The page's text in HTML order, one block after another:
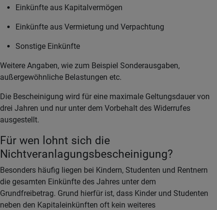
Einkünfte aus Kapitalvermögen
Einkünfte aus Vermietung und Verpachtung
Sonstige Einkünfte
Weitere Angaben, wie zum Beispiel Sonderausgaben,
außergewöhnliche Belastungen etc.
Die Bescheinigung wird für eine maximale Geltungsdauer von
drei Jahren und nur unter dem Vorbehalt des Widerrufes
ausgestellt.
Für wen lohnt sich die
Nichtveranlagungsbescheinigung?
Besonders häufig liegen bei Kindern, Studenten und Rentnern
die gesamten Einkünfte des Jahres unter dem
Grundfreibetrag. Grund hierfür ist, dass Kinder und Studenten
neben den Kapitaleinkünften oft kein weiteres